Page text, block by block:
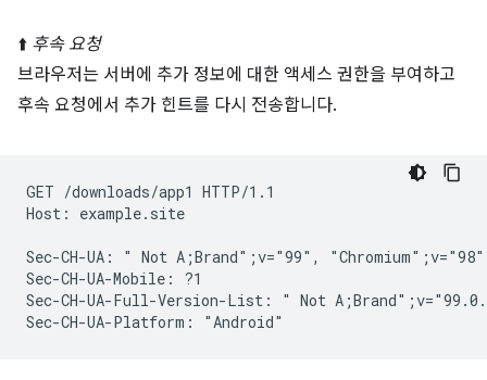
⬆️ 후속 요청
브라우저는 서버에 추가 정보에 대한 액세스 권한을 부여하고
후속 요청에서 추가 힌트를 다시 전송합니다.
GET /downloads/app1 HTTP/1.1
Host: example.site
Sec-CH-UA: " Not A;Brand";v="99",
Sec-CH-UA-Mobile: ?1
Sec-CH-UA-Full-Version-List: " Not